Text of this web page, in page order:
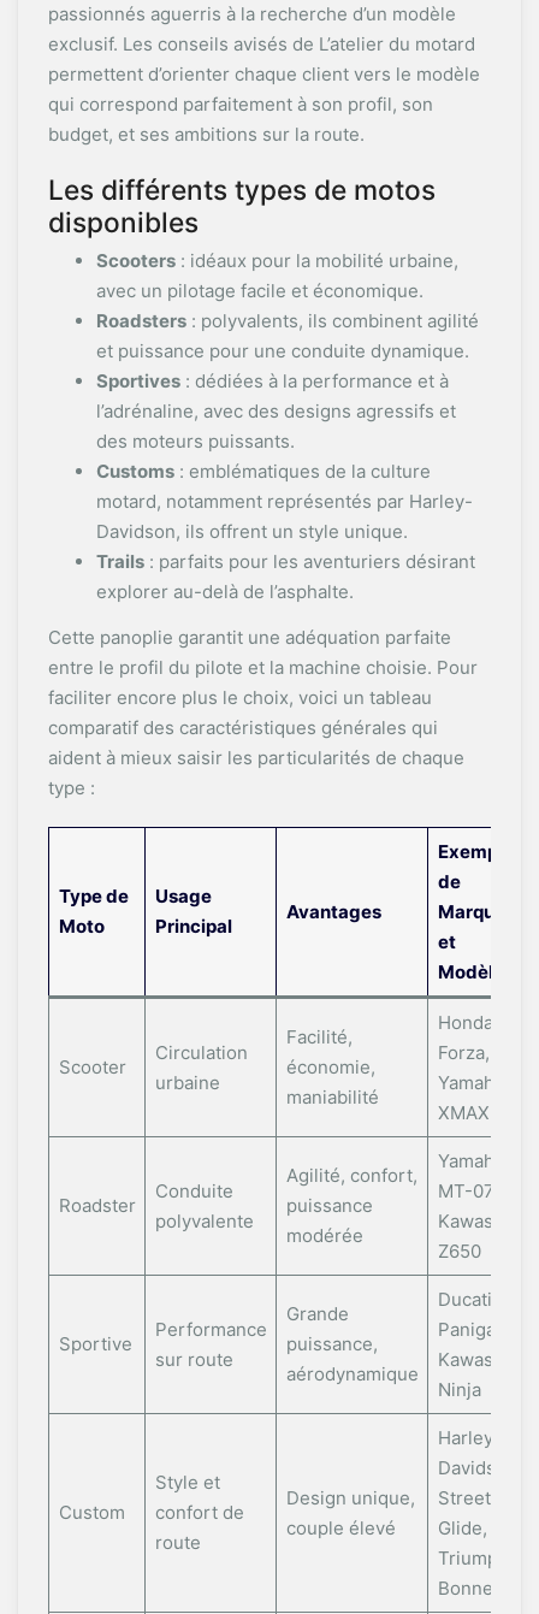
passionnés aguerris à la recherche d’un modèle
exclusif. Les conseils avisés de L’atelier du motard
permettent d’orienter chaque client vers le modèle
qui correspond parfaitement à son profil, son
budget, et ses ambitions sur la route.
Les différents types de motos
disponibles
Scooters : idéaux pour la mobilité urbaine,
avec un pilotage facile et économique.
Roadsters : polyvalents, ils combinent agilité
et puissance pour une conduite dynamique.
Sportives : dédiées à la performance et à
l’adrénaline, avec des designs agressifs et
des moteurs puissants.
Customs : emblématiques de la culture
motard, notamment représentés par Harley-
Davidson, ils offrent un style unique.
Trails : parfaits pour les aventuriers désirant
explorer au-delà de l’asphalte.
Cette panoplie garantit une adéquation parfaite
entre le profil du pilote et la machine choisie. Pour
faciliter encore plus le choix, voici un tableau
comparatif des caractéristiques générales qui
aident à mieux saisir les particularités de chaque
type :
Type de
Moto
Usage
Principal
Avantages
Exemples
de
Marques
et
Modèles
Scooter
Circulation
urbaine
Facilité,
économie,
maniabilité
Honda
Forza,
Yamaha
XMAX
Roadster
Conduite
polyvalente
Agilité, confort,
puissance
modérée
Yamaha
MT-07,
Kawasaki
Z650
Sportive
Performance
sur route
Grande
puissance,
aérodynamique
Ducati
Panigale,
Kawasaki
Ninja
Custom
Style et
confort de
route
Design unique,
couple élevé
Harley-
Davidson
Street
Glide,
Triumph
Bonneville